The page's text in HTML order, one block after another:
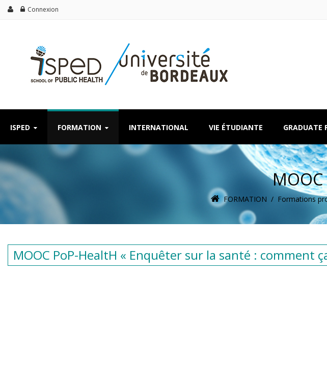
Connexion
ISPED FORMATION INTERNATIONAL VIE ÉTUDIANTE GRADUATE
FORMATION / Formations
MOOC PoP-HealtH « Enquêter sur la santé : comment